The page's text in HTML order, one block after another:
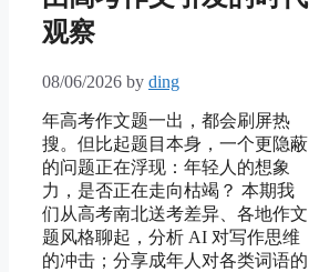
观察
08/06/2026 by ding
年高考作文题一出，都会刷屏热
搜。但比起题目本身，一个更隐蔽
的问题正在浮现：年轻人的想象
力，是否正在走向枯竭？ 本期我
们从高考南北送考差异、各地作文
题风格聊起，分析 AI 对写作思维
的冲击；分享成年人对各类词语的